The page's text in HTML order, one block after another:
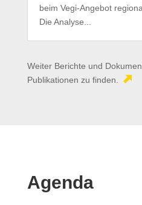
beim Vegi-Angebot
Die Analyse...
Weiter Berichte und
Publikationen zu finden.
Agenda